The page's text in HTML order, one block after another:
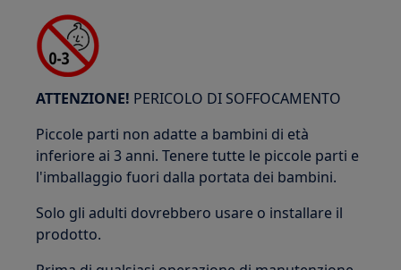
ATTENZIONE! PERICOLO DI SOFFOCAMENTO
Piccole parti non adatte a bambini di età
inferiore ai 3 anni. Tenere tutte le piccole parti e
l'imballaggio fuori dalla portata dei bambini.
Solo gli adulti dovrebbero usare o installare il
prodotto.